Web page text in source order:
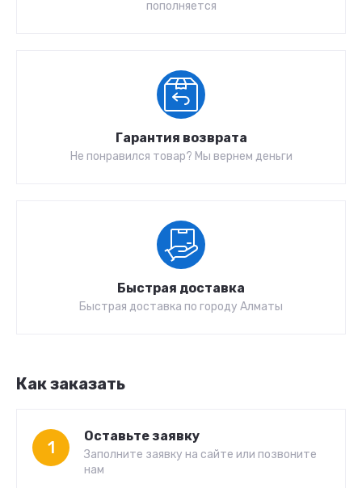
пополняется
Гарантия возврата
Не понравился товар? Мы вернем деньги
Быстрая доставка
Быстрая доставка по городу Алматы
Как заказать
1
Оставьте заявку
Заполните заявку на сайте или позвоните
нам